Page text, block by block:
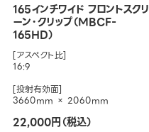
165インチワイド フロントスクリ
ーン・クリップ（MBCF-
165HD）
[アスペクト比]
16:9
[投射有効面]
3660mm × 2060mm
22,000円（税込）